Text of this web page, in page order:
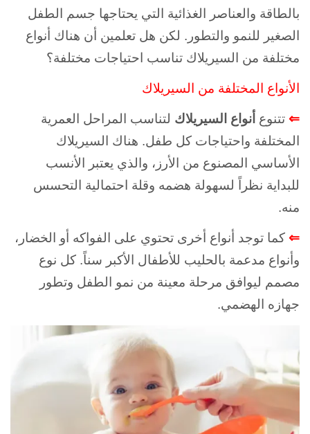
بالطاقة والعناصر الغذائية التي يحتاجها جسم الطفل
الصغير للنمو والتطور. لكن هل تعلمين أن هناك أنواع
مختلفة من السيريلاك تناسب احتياجات مختلفة؟
الأنواع المختلفة من السيريلاك
⇐ تتنوع أنواع السيريلاك لتناسب المراحل العمرية
المختلفة واحتياجات كل طفل. هناك السيريلاك
الأساسي المصنوع من الأرز، والذي يعتبر الأنسب
للبداية نظراً لسهولة هضمه وقلة احتمالية التحسس
منه.
⇐ كما توجد أنواع أخرى تحتوي على الفواكه أو الخضار،
وأنواع مدعمة بالحليب للأطفال الأكبر سناً. كل نوع
مصمم ليوافق مرحلة معينة من نمو الطفل وتطور
جهازه الهضمي.